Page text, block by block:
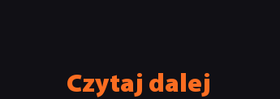
Czytaj dalej